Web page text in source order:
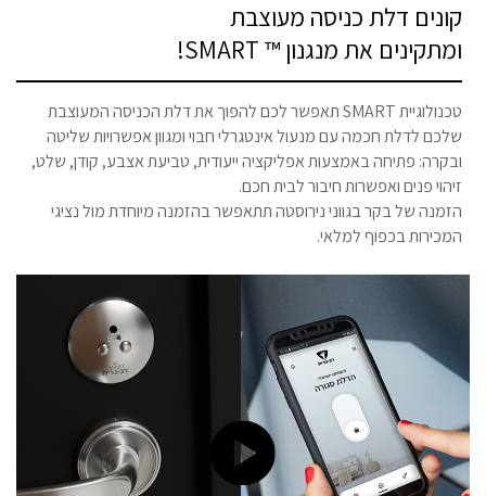
קונים דלת כניסה מעוצבת
ומתקינים את מנגנון ™ SMART!
טכנולוגיית SMART תאפשר לכם להפוך את דלת הכניסה המעוצבת
שלכם לדלת חכמה עם מנעול אינטגרלי חבוי ומגוון אפשרויות שליטה
ובקרה: פתיחה באמצעות אפליקציה ייעודית, טביעת אצבע, קודן, שלט,
זיהוי פנים ואפשרות חיבור לבית חכם.
הזמנה של בקר בגווני נירוסטה תתאפשר בהזמנה מיוחדת מול נציגי
המכירות בכפוף למלאי.